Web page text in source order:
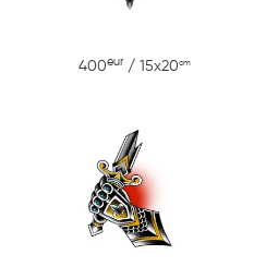
400eur / 15x20cm